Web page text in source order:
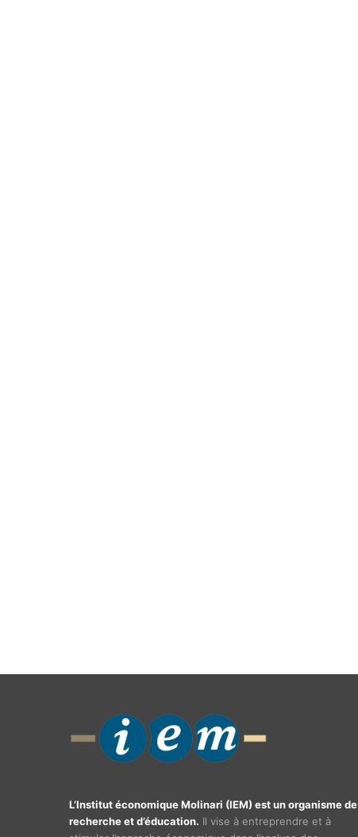
L’Institut économique Molinari (IEM) est un organisme de
recherche et d’éducation. Il vise à entreprendre et à